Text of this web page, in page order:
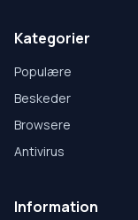
Kategorier
Populære
Beskeder
Browsere
Antivirus
Information